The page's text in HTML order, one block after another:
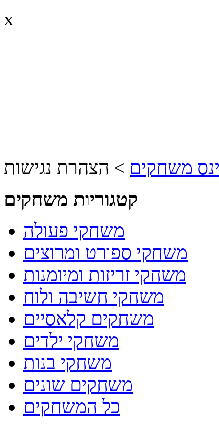
x
משחקים > הצהרת נגישות
קטגוריות משחקים
משחקי פעולה
משחקי ספורט ומרוצים
משחקי זריזות ומיומנות
משחקי חשיבה ולוח
משחקים קלאסיים
משחקי ילדים
משחקי בנות
משחקים שונים
כל המשחקים